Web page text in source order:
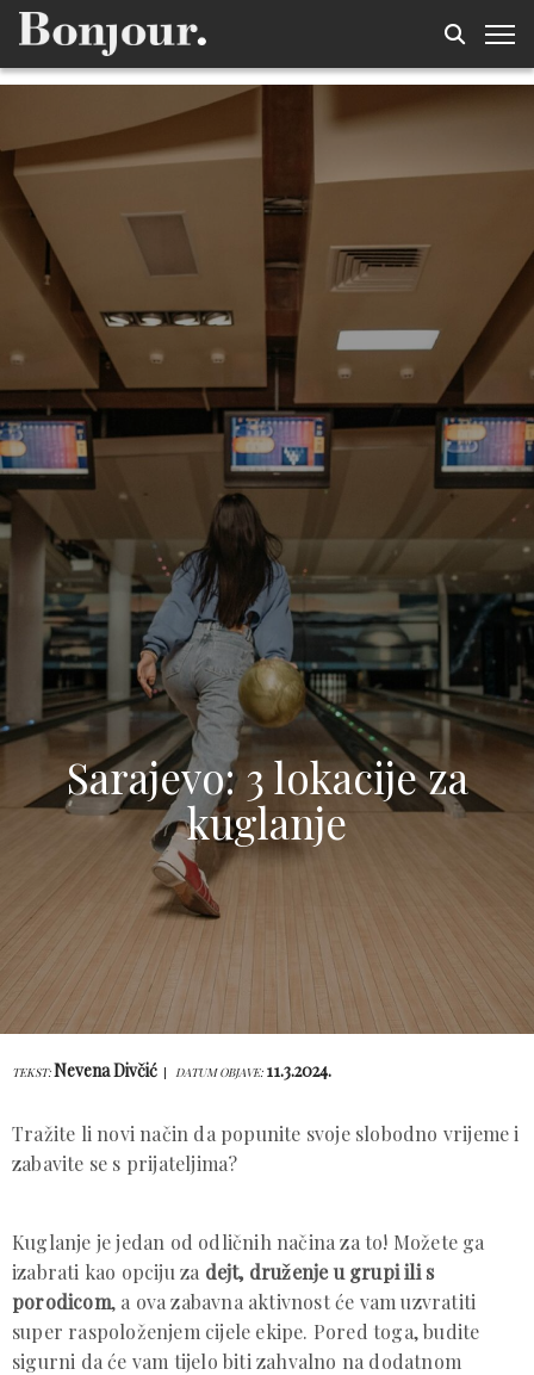
Sarajevo: 3 lokacije za
kuglanje
TEKST:Nevena Divčić DATUM OBJAVE: 11.3.2024.
Tražite li novi način da popunite svoje slobodno vrijeme i
zabavite se s prijateljima?
Kuglanje je jedan od odličnih načina za to! Možete ga
izabrati kao opciju za dejt, druženje u grupi ili s
porodicom, a ova zabavna aktivnost će vam uzvratiti
super raspoloženjem cijele ekipe. Pored toga, budite
sigurni da će vam tijelo biti zahvalno na dodatnom